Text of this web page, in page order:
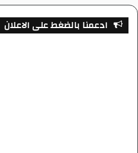
ادعمنا بالضغط على الاعلان